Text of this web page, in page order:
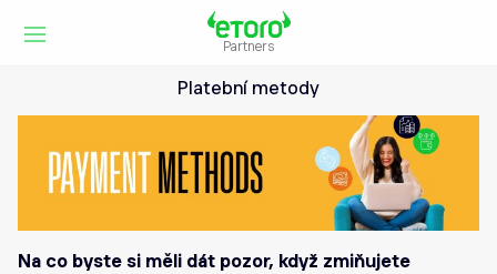
Partners
Platební metody
Na co byste si měli dát pozor, když zmiňujete